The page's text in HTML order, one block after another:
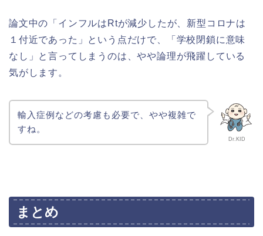
論文中の「インフルはRtが減少したが、新型コロナは
１付近であった」という点だけで、「学校閉鎖に意味
なし」と言ってしまうのは、やや論理が飛躍している
気がします。
Dr.KID
輸入症例などの考慮も必要で、やや複雑で
すね。
まとめ